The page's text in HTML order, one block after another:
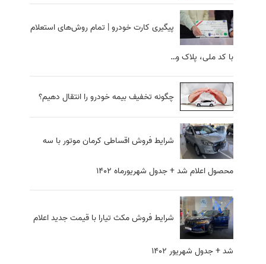
پیگیری کارت خودرو | تمام روش‌های استعلام
با کد ملی، پلاک و…
چگونه تخفیف بیمه خودرو را انتقال دهیم؟
شرایط فروش اقساطی کرمان موتور با سه
محصول اعلام شد + جدول شهریورماه 1402
شرایط فروش مکث تیارا با قیمت جدید اعلام
شد + جدول شهریور 1402